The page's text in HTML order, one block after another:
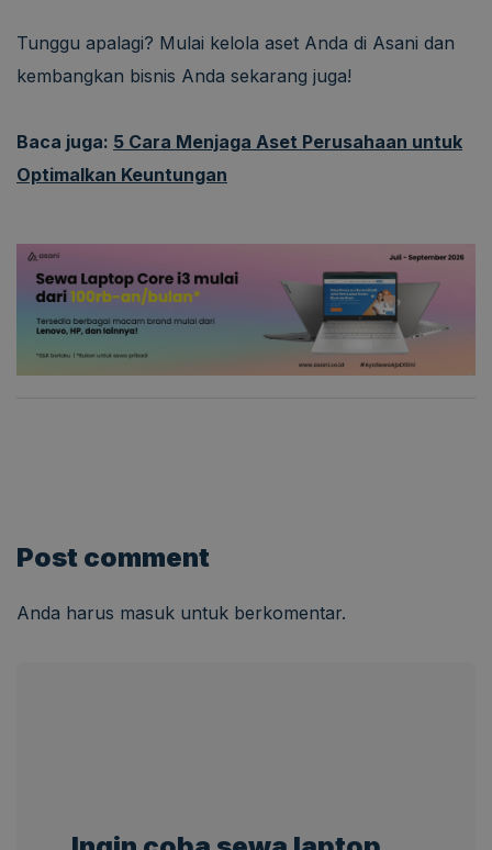
Tunggu apalagi? Mulai kelola aset Anda di Asani dan
kembangkan bisnis Anda sekarang juga!
Baca juga: 5 Cara Menjaga Aset Perusahaan untuk
Optimalkan Keuntungan
Post comment
Anda harus masuk untuk berkomentar.